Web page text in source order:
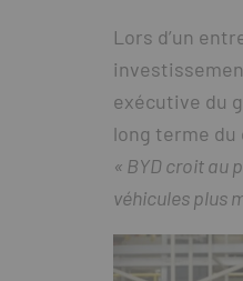
Lors d’un
exécutive du
long terme
« BYD croit au
véhicules plus